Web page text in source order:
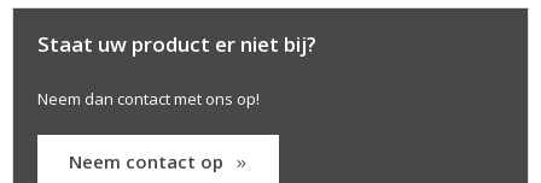
Staat uw product er niet bij?
Neem dan contact met ons op!
Neem contact op